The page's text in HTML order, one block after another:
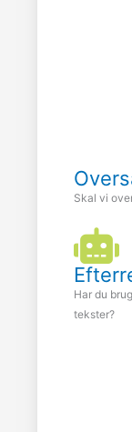
Skal vi
Har du
tekster?